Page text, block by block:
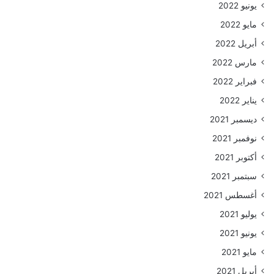
يونيو 2022
مايو 2022
أبريل 2022
مارس 2022
فبراير 2022
يناير 2022
ديسمبر 2021
نوفمبر 2021
أكتوبر 2021
سبتمبر 2021
أغسطس 2021
يوليو 2021
يونيو 2021
مايو 2021
أبريل 2021